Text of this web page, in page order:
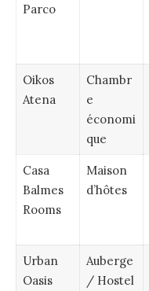
Parco
Oikos
Atena
Chambr
e
économi
que
Casa
Balmes
Rooms
Maison
d’hôtes
Urban
Oasis
Auberge
/ Hostel